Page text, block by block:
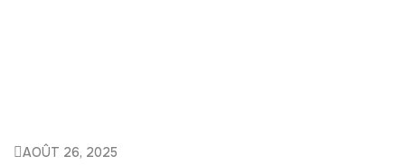
AOÛT 26, 2025